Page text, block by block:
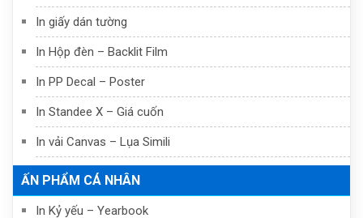
In giấy dán tường
In Hộp đèn – Backlit Film
In PP Decal – Poster
In Standee X – Giá cuốn
In vải Canvas – Lụa Simili
ẤN PHẨM CÁ NHÂN
In Kỷ yếu – Yearbook